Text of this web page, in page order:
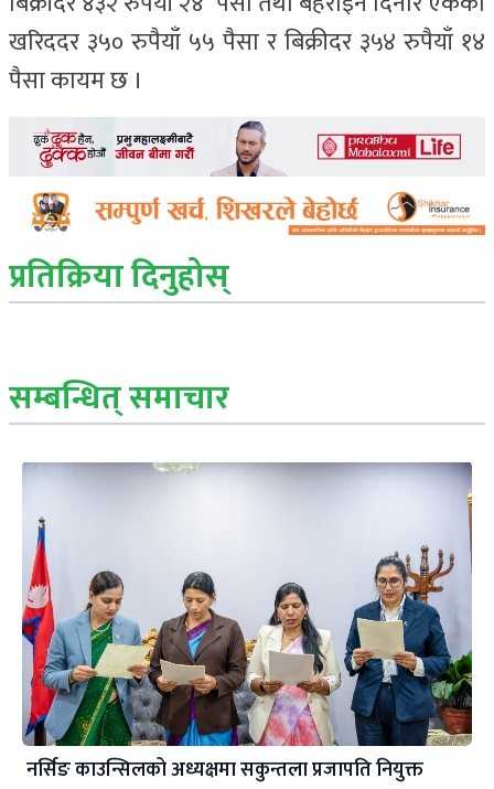
खरिददर ३५० रुपैयाँ ५५ पैसा र बिक्रीदर ३५४ रुपैयाँ १४
पैसा कायम छ ।
प्रतिक्रिया दिनुहोस्
सम्बन्धित् समाचार
नर्सिङ काउन्सिलको अध्यक्षमा सकुन्तला प्रजापति नियुक्त